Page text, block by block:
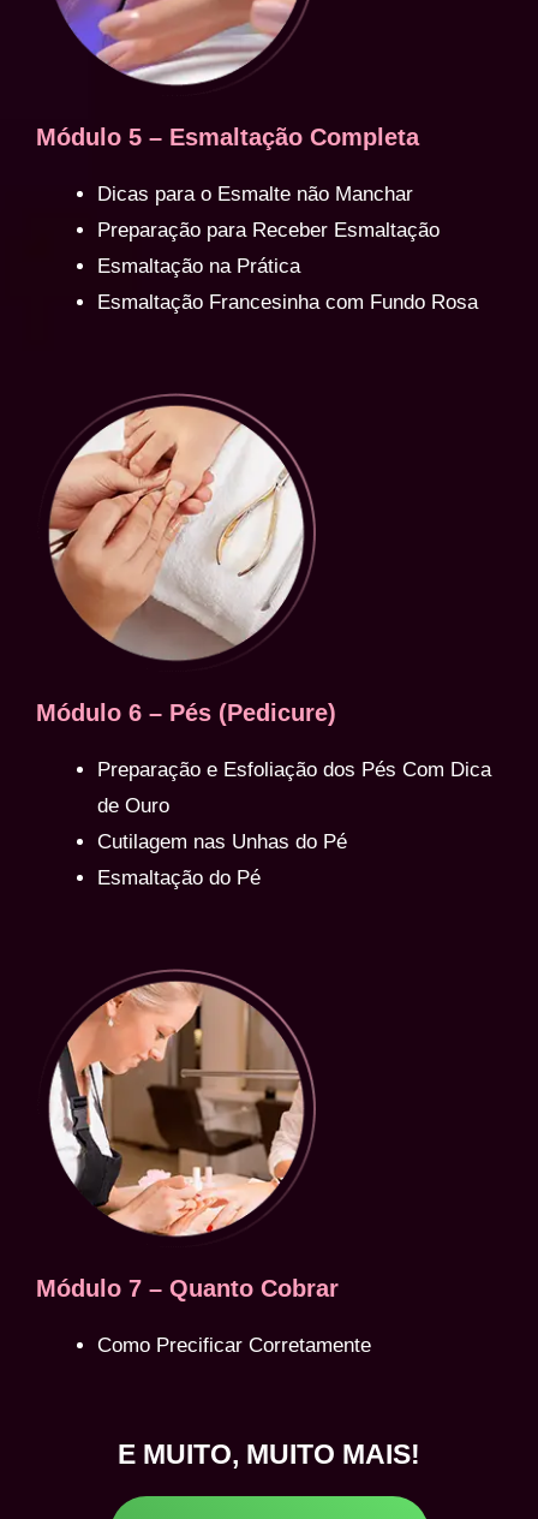
Módulo 5 – Esmaltação Completa
Dicas para o Esmalte não Manchar
Preparação para Receber Esmaltação
Esmaltação na Prática
Esmaltação Francesinha com Fundo Rosa
Módulo 6 – Pés (Pedicure)
Preparação e Esfoliação dos Pés Com Dica
de Ouro
Cutilagem nas Unhas do Pé
Esmaltação do Pé
Módulo 7 – Quanto Cobrar
Como Precificar Corretamente
E MUITO, MUITO MAIS!